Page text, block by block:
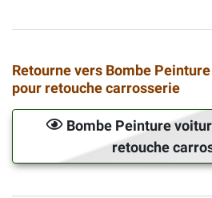
Retourne vers Bombe
pour retouche carrosserie
Bombe Peinture
retouche